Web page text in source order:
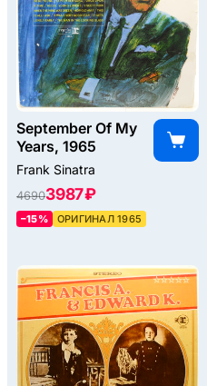
September Of My
Years, 1965
Frank Sinatra
46903987 ₽
–15% ОРИГИНАЛ 1965